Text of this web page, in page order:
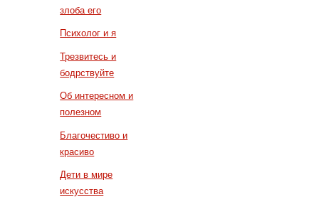
злоба его
Психолог и я
Трезвитесь и
бодрствуйте
Об интересном и
полезном
Благочестиво и
красиво
Дети в мире
искусства